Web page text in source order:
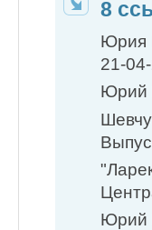
8
Юрия
21-
Юрий
Юрий